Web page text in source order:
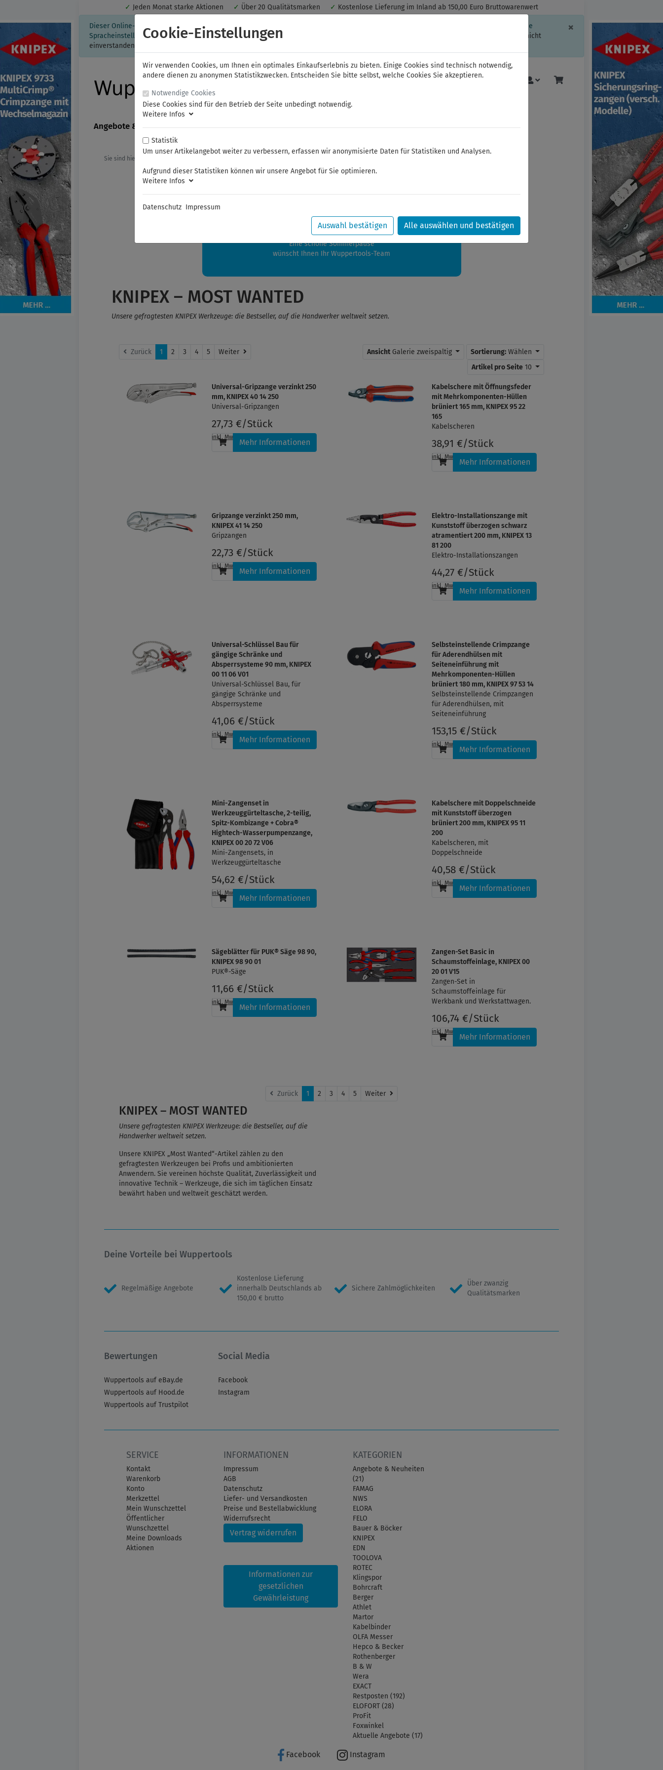
✓ Jeden Monat starke Aktionen ✓ Über 20 Qualitätsmarken ✓ Kostenlose Lieferung im Inland ab 150,00 Euro Bruttowarenwert
× Schließen
Dieser Online-Shop verwendet Cookies für ein optimales Einkaufserlebnis. Dabei werden beispielsweise die Session-Informationen oder die
Spracheinstellung auf Ihrem Rechner gespeichert. Ohne Cookies ist der Funktionsumfang des Online-Shops eingeschränkt.
Sind Sie damit nicht
einverstanden, klicken Sie bitte hier.
Angebote & Neuheiten FAMAG NWS ELORA FELO Bauer & Böcker Mehr
Sie sind hier:
Sommerferien
zwischen 28.07.2026 und 21.08.2026 machen auch wir Urlaub.
Ihre Bestellungen in diesem Zeitraum werden ab dem 24.08.2026 verschickt.
Eine schöne Sommerpause
wünscht Ihnen Ihr Wuppertools-Team
KNIPEX – MOST WANTED
Unsere gefragtesten KNIPEX Werkzeuge: die Bestseller, auf die Handwerker weltweit setzen.
Zurück 1 2 3 4 5 Weiter AnsichtGalerie zweispaltig Sortierung: Wählen
Artikel pro Seite 10
Universal-Gripzange verzinkt 250
mm, KNIPEX 40 14 250
Universal-Gripzangen
27,73 €/Stück
inkl. MwSt. , zzgl. Versandkosten
Mehr Informationen
Kabelschere mit Öffnungsfeder
mit Mehrkomponenten-Hüllen
brüniert 165 mm, KNIPEX 95 22
165
Kabelscheren
38,91 €/Stück
inkl. MwSt. , zzgl. Versandkosten
Mehr Informationen
Gripzange verzinkt 250 mm,
KNIPEX 41 14 250
Gripzangen
22,73 €/Stück
inkl. MwSt. , zzgl. Versandkosten
Mehr Informationen
Elektro-Installationszange mit
Kunststoff überzogen schwarz
atramentiert 200 mm, KNIPEX 13
81 200
Elektro-Installationszangen
44,27 €/Stück
inkl. MwSt. , zzgl. Versandkosten
Mehr Informationen
Universal-Schlüssel Bau für
gängige Schränke und
Absperrsysteme 90 mm, KNIPEX
00 11 06 V01
Universal-Schlüssel Bau, für
gängige Schränke und
Absperrsysteme
41,06 €/Stück
inkl. MwSt. , zzgl. Versandkosten
Mehr Informationen
Selbsteinstellende Crimpzange
für Aderendhülsen mit
Seiteneinführung mit
Mehrkomponenten-Hüllen
brüniert 180 mm, KNIPEX 97 53 14
Selbsteinstellende Crimpzangen
für Aderendhülsen, mit
Seiteneinführung
153,15 €/Stück
inkl. MwSt. , zzgl. Versandkosten
Mehr Informationen
Mini-Zangenset in
Werkzeuggürteltasche, 2-teilig,
Spitz-Kombizange + Cobra®
Hightech-Wasserpumpenzange,
KNIPEX 00 20 72 V06
Mini-Zangensets, in
Werkzeuggürteltasche
54,62 €/Stück
inkl. MwSt. , zzgl. Versandkosten
Mehr Informationen
Kabelschere mit Doppelschneide
mit Kunststoff überzogen
brüniert 200 mm, KNIPEX 95 11
200
Kabelscheren, mit
Doppelschneide
40,58 €/Stück
inkl. MwSt. , zzgl. Versandkosten
Mehr Informationen
Sägeblätter für PUK® Säge 98 90,
KNIPEX 98 90 01
PUK®-Säge
11,66 €/Stück
inkl. MwSt. , zzgl. Versandkosten
Mehr Informationen
Zangen-Set Basic in
Schaumstoffeinlage, KNIPEX 00
20 01 V15
Zangen-Set in
Schaumstoffeinlage für
Werkbank und Werkstattwagen.
106,74 €/Stück
inkl. MwSt. , zzgl. Versandkosten
Mehr Informationen
Zurück 1 2 3 4 5 Weiter
KNIPEX – MOST WANTED
Unsere gefragtesten KNIPEX Werkzeuge: die Bestseller, auf die
Handwerker weltweit setzen.
Unsere KNIPEX „Most Wanted“-Artikel zählen zu den
gefragtesten Werkzeugen bei Profis und ambitionierten
Anwendern. Sie vereinen höchste Qualität, Zuverlässigkeit und
innovative Technik – Werkzeuge, die sich im täglichen Einsatz
bewährt haben und weltweit geschätzt werden.
Deine Vorteile bei Wuppertools
Regelmäßige Angebote
Kostenlose Lieferung
innerhalb Deutschlands ab
150,00 € brutto
Sichere Zahlmöglichkeiten
Über zwanzig
Qualitätsmarken
Bewertungen
Wuppertools auf eBay.de
Wuppertools auf Hood.de
Wuppertools auf Trustpilot
Social Media
Facebook
Instagram
SERVICE
Kontakt
Warenkorb
Konto
Merkzettel
Mein Wunschzettel
Öffentlicher
Wunschzettel
Meine Downloads
Aktionen
INFORMATIONEN
Impressum
AGB
Datenschutz
Liefer- und Versandkosten
Preise und Bestellabwicklung
Widerrufsrecht
Vertrag widerrufen
Informationen zur
gesetzlichen
Gewährleistung
KATEGORIEN
Angebote & Neuheiten
(21)
FAMAG
NWS
ELORA
FELO
Bauer & Böcker
KNIPEX
EDN
TOOLOVA
ROTEC
Klingspor
Bohrcraft
Berger
Athlet
Martor
Kabelbinder
OLFA Messer
Hepco & Becker
Rothenberger
B & W
Wera
EXACT
Restposten (192)
ELOFORT (28)
ProFit
Foxwinkel
Aktuelle Angebote (17)
Facebook Instagram
Cookie-Einstellungen
Wir verwenden Cookies, um Ihnen ein optimales Einkaufserlebnis zu bieten. Einige Cookies sind technisch notwendig,
andere dienen zu anonymen Statistikzwecken. Entscheiden Sie bitte selbst, welche Cookies Sie akzeptieren.
Notwendige Cookies
Diese Cookies sind für den Betrieb der Seite unbedingt notwendig.
Weitere Infos
Statistik
Um unser Artikelangebot weiter zu verbessern, erfassen wir anonymisierte Daten für Statistiken und Analysen.
Aufgrund dieser Statistiken können wir unsere Angebot für Sie optimieren.
Weitere Infos
Datenschutz Impressum
Auswahl bestätigen Alle auswählen und bestätigen